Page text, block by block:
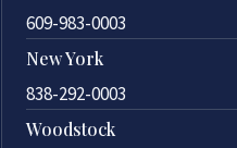
609-983-0003
New York
838-292-0003
Woodstock